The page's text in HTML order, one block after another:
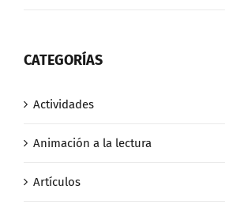
CATEGORÍAS
Actividades
Animación a la lectura
Artículos